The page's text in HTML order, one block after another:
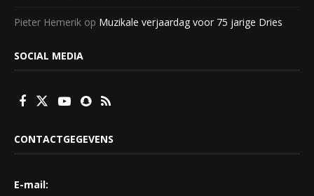
Pieter Hemerik op Muzikale verjaardag voor 75 jarige Dries
SOCIAL MEDIA
CONTACTGEGEVENS
E-mail: